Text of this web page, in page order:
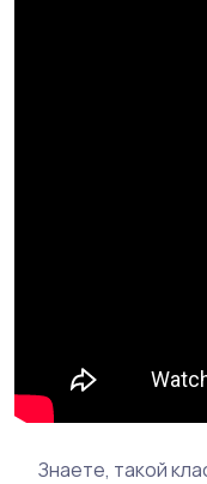
Знаете, такой